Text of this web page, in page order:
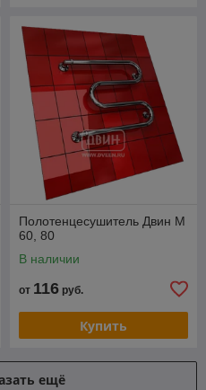
Полотенцесушитель Двин M
60, 80
В наличии
от 116 руб.
Купить
ещё